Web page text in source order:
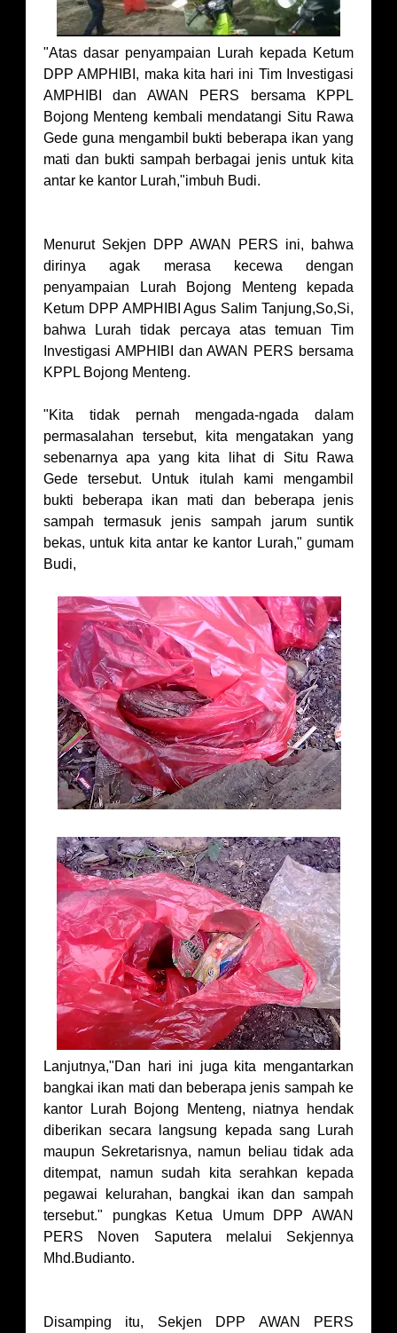
"Atas dasar penyampaian Lurah kepada Ketum
DPP AMPHIBI, maka kita hari ini Tim Investigasi
AMPHIBI dan AWAN PERS bersama KPPL
Bojong Menteng kembali mendatangi Situ Rawa
Gede guna mengambil bukti beberapa ikan yang
mati dan bukti sampah berbagai jenis untuk kita
antar ke kantor Lurah,"imbuh Budi.
Menurut Sekjen DPP AWAN PERS ini, bahwa
dirinya agak merasa kecewa dengan
penyampaian Lurah Bojong Menteng kepada
Ketum DPP AMPHIBI Agus Salim Tanjung,So,Si,
bahwa Lurah tidak percaya atas temuan Tim
Investigasi AMPHIBI dan AWAN PERS bersama
KPPL Bojong Menteng.
"Kita tidak pernah mengada-ngada dalam
permasalahan tersebut, kita mengatakan yang
sebenarnya apa yang kita lihat di Situ Rawa
Gede tersebut. Untuk itulah kami mengambil
bukti beberapa ikan mati dan beberapa jenis
sampah termasuk jenis sampah jarum suntik
bekas, untuk kita antar ke kantor Lurah," gumam
Budi,
Lanjutnya,"Dan hari ini juga kita mengantarkan
bangkai ikan mati dan beberapa jenis sampah ke
kantor Lurah Bojong Menteng, niatnya hendak
diberikan secara langsung kepada sang Lurah
maupun Sekretarisnya, namun beliau tidak ada
ditempat, namun sudah kita serahkan kepada
pegawai kelurahan, bangkai ikan dan sampah
tersebut." pungkas Ketua Umum DPP AWAN
PERS Noven Saputera melalui Sekjennya
Mhd.Budianto.
Disamping itu, Sekjen DPP AWAN PERS